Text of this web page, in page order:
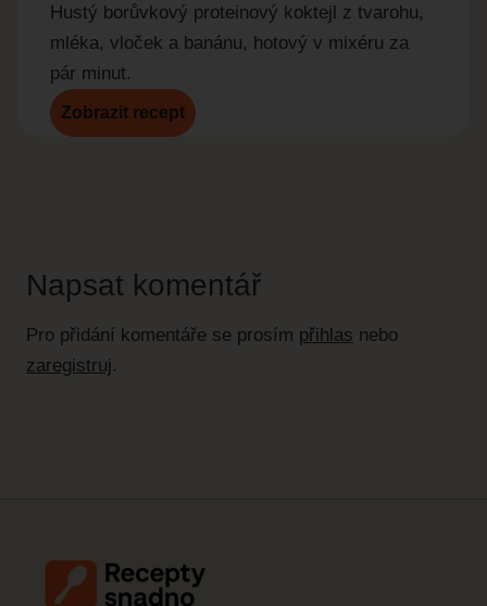
Hustý borůvkový proteinový koktejl z tvarohu,
mléka, vloček a banánu, hotový v mixéru za
pár minut.
Zobrazit recept
Napsat komentář
Pro přidání komentáře se prosím přihlas nebo
zaregistruj.